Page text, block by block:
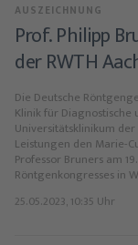
AUSZEICHNUNG
Prof. Philipp
der RWTH
Die Deutsche
Klinik für
Universitätsklinikum
Leistungen den Marie-
Professor Bruners am
Röntgenkongresses in
25.05.2023, 10:35 Uhr